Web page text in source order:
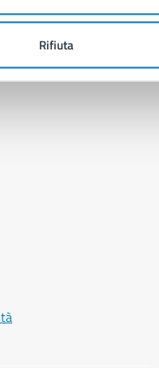
Rifiuta